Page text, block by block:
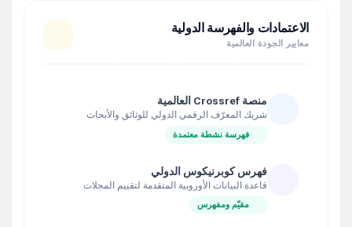
الاعتمادات والفهرسة الدولية
معايير الجودة العالمية
منصة Crossref العالمية
شريك المعرّف الرقمي الدولي للوثائق والأبحاث
فهرسة نشطة معتمدة
فهرس كوبرنيكوس الدولي
قاعدة البيانات الأوروبية المتقدمة لتقييم المجلات
مقيّم ومفهرس